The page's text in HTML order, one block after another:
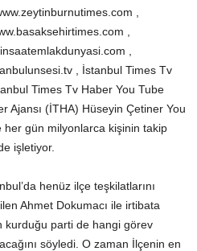
,
,
,
, İstanbul Times Tv
Times Tv Haber You Tube
Ajansı (İTHA) Hüseyin Çetiner You
her gün milyonlarca kişinin takip
işletiyor.
henüz ilçe teşkilatlarını
Ahmet Dokumacı ile irtibata
kurduğu parti de hangi görev
söyledi. O zaman İlçenin en